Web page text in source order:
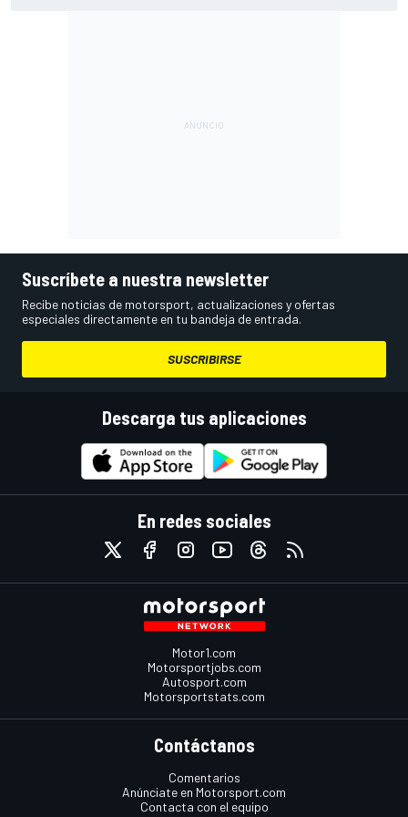
Suscríbete a nuestra newsletter
Recibe noticias de motorsport, actualizaciones y ofertas
especiales directamente en tu bandeja de entrada.
SUSCRIBIRSE
Descarga tus aplicaciones
En redes sociales
Motor1.com
Motorsportjobs.com
Autosport.com
Motorsportstats.com
Contáctanos
Comentarios
Anúnciate en Motorsport.com
Contacta con el equipo